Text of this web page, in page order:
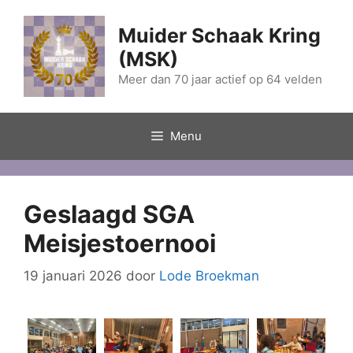
naar
inhoud
Muider Schaak Kring
(MSK)
Meer dan 70 jaar actief op 64 velden
Menu
Geslaagd SGA
Meisjestoernooi
19 januari 2026 door Lode Broekman